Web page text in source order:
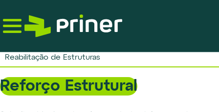
the
Reabilitação de Estruturas
Reforço Estrutural